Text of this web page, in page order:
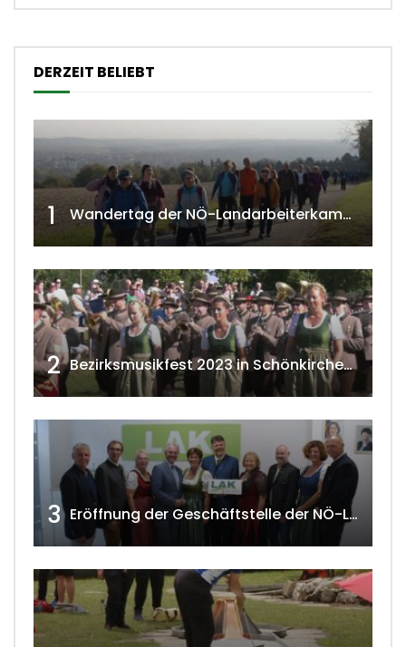
DERZEIT BELIEBT
1 Wandertag der NÖ-Landarbeiterkammer in Hollabrunn 2024
2 Bezirksmusikfest 2023 in Schönkirchen-Reyersdorf
3 Eröffnung der Geschäftstelle der NÖ-Landarbeiterkammer in Mistelbach w4tv174